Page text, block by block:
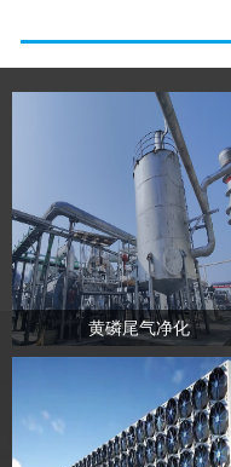
黄磷尾气净化